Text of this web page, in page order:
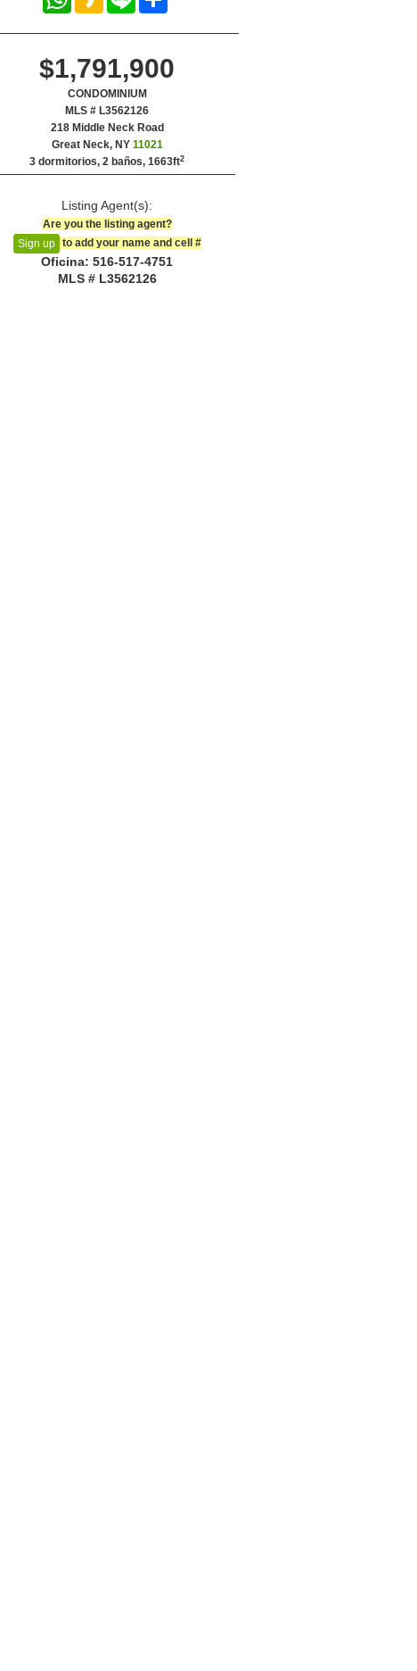
$1,791,900
CONDOMINIUM
MLS # L3562126
‎218 Middle Neck Road
Great Neck, NY 11021
3 dormitorios, 2 baños,1663ft2
Listing Agent(s):‎
Are you the listing agent?
Sign up to add your name and cell #‎
Oficina: ‍516-517-4751
MLS # L3562126